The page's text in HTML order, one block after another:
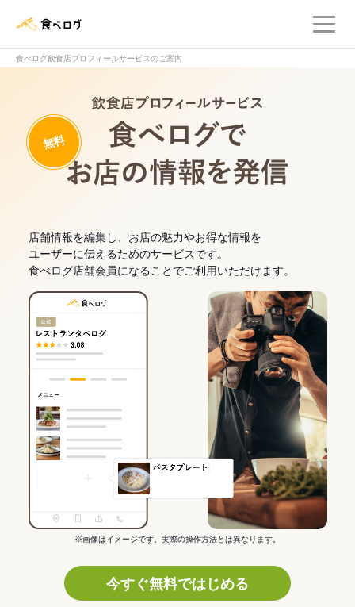
食べログ飲食店プロフィールサービスのご案内
無料
店舗情報を編集し、お店の魅力やお得な情報を
ユーザーに伝えるためのサービスです。
食べログ店舗会員になることでご利用いただけます。
※画像はイメージです。実際の操作方法とは異なります。
今すぐ無料ではじめる